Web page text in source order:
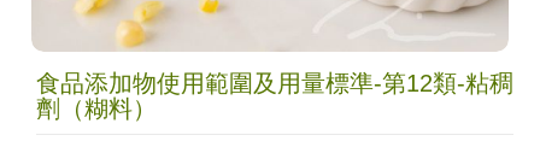
食品添加物使用範圍及用量標準-第12類-粘稠
劑（糊料）